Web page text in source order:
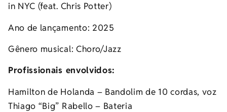
in NYC (feat. Chris Potter)
Ano de lançamento: 2025
Gênero musical: Choro/Jazz
Profissionais envolvidos:
Hamilton de Holanda – Bandolim de 10 cordas, voz
Thiago “Big” Rabello – Bateria